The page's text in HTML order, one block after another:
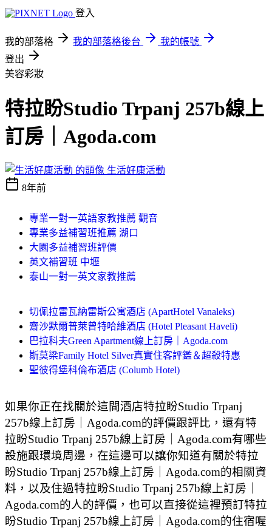
登入
我的部落格 我的部落格後台
我的帳號
登出
美容彩妝
特拉盼Studio Trpanj 257b線上
訂房｜Agoda.com
生活好康活動
8年前
專業一對一英語家教推薦 觀音
專業多益補習班推薦 湖口
大園多益補習班評價
英文補習班 中壢
泰山一對一英文家教推薦
切佩拉雷瓦納雷斯公寓酒店 (ApartHotel Vanaleks)
齋沙默爾普萊曾特哈維酒店 (Hotel Pleasant Haveli)
巴拉科夫Green Apartment線上訂房｜Agoda.com
斯莫梁Family Hotel Silver真實住客評鑑＆超殺特惠
聖彼得堡科倫布酒店 (Columb Hotel)
如果你正在找關於這間酒店特拉盼Studio Trpanj
257b線上訂房｜Agoda.com的評價跟評比，還有特
拉盼Studio Trpanj 257b線上訂房｜Agoda.com有哪些
設施跟環境周邊，在這邊可以讓你知道有關於特拉
盼Studio Trpanj 257b線上訂房｜Agoda.com的相關資
料，以及住過特拉盼Studio Trpanj 257b線上訂房｜
Agoda.com的人的評價，也可以直接從這裡預訂特拉
盼Studio Trpanj 257b線上訂房｜Agoda.com的住宿喔